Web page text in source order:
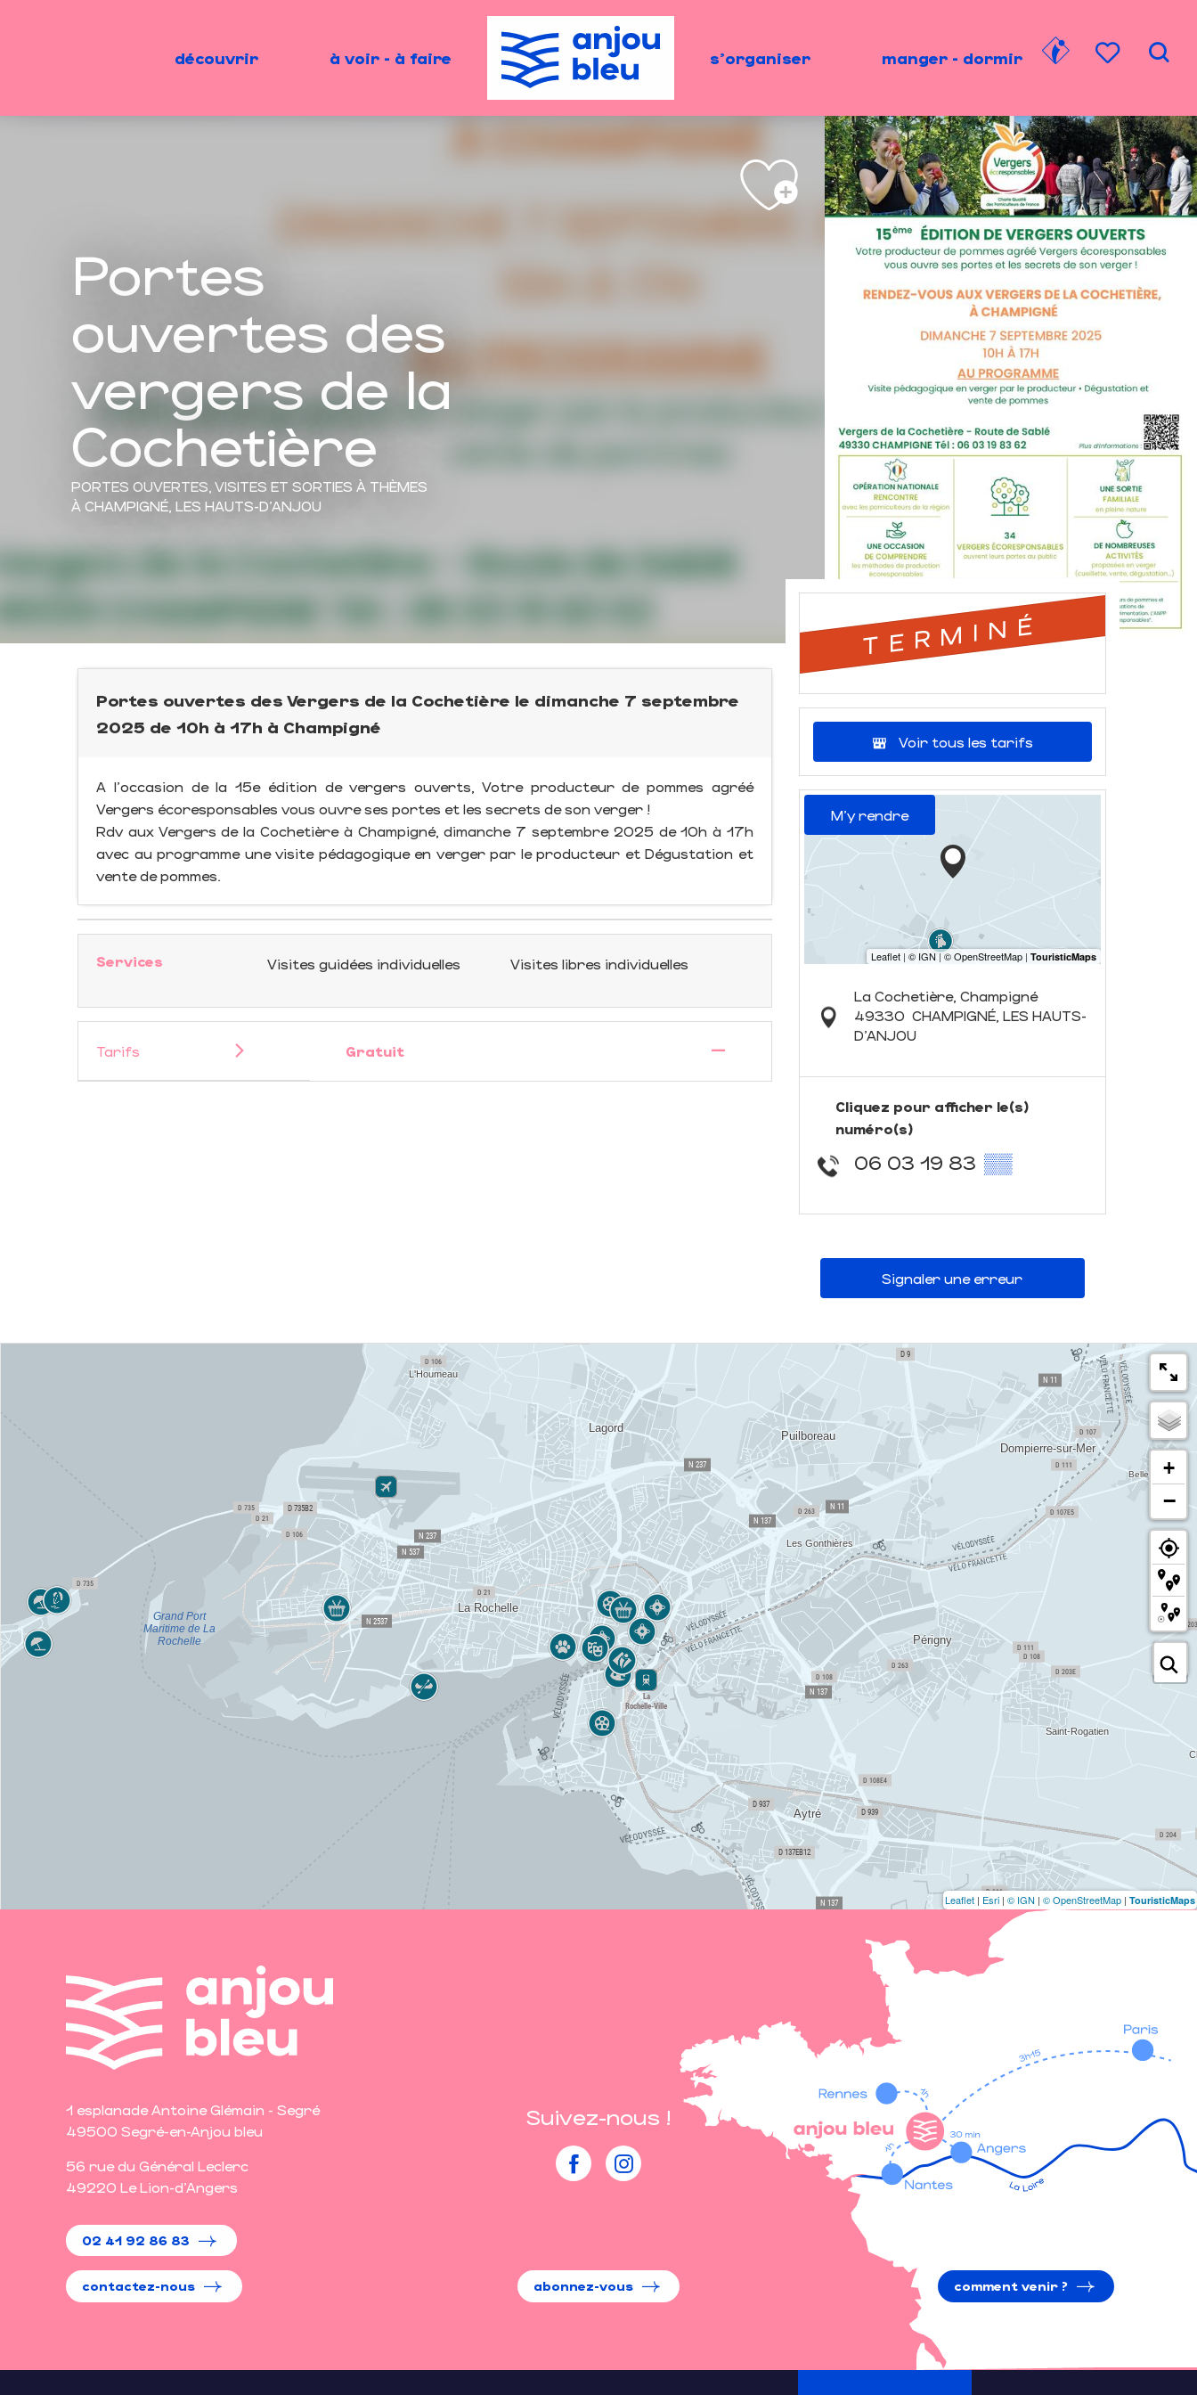
découvrir à voir - à faire s'organiser manger - dormir
Portes
ouvertes des
vergers de la
Cochetière
PORTES OUVERTES, VISITES ET SORTIES À THÈMES
À CHAMPIGNÉ, LES HAUTS-D'ANJOU
Portes ouvertes des Vergers de la Cochetière le dimanche 7 septembre
2025 de 10h à 17h à Champigné
A l'occasion de la 15e édition de vergers ouverts, Votre producteur de pommes agréé
Vergers écoresponsables vous ouvre ses portes et les secrets de son verger !
Rdv aux Vergers de la Cochetière à Champigné, dimanche 7 septembre 2025 de 10h à 17h
avec au programme une visite pédagogique en verger par le producteur et Dégustation et
vente de pommes.
Services Visites guidées individuelles Visites libres individuelles
Tarifs Gratuit —
TERMINÉ
Voir tous les tarifs
M'y rendre
La Cochetière, Champigné
49330 CHAMPIGNÉ, LES HAUTS-
D'ANJOU
Cliquez pour afficher le(s)
numéro(s)
06 03 19 83 ▒▒
Signaler une erreur
+
−
Leaflet | Esri | © IGN | © OpenStreetMap | TouristicMaps
1 esplanade Antoine Glémain - Segré
49500 Segré-en-Anjou bleu
56 rue du Général Leclerc
49220 Le Lion-d'Angers
02 41 92 86 83
contactez-nous
Suivez-nous !
abonnez-vous comment venir ?